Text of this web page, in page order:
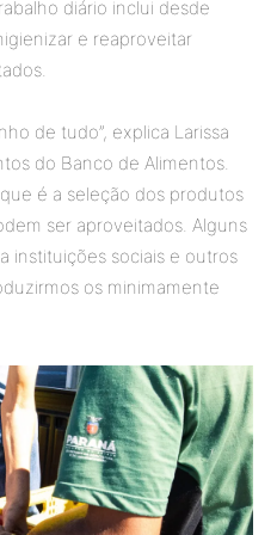
diário inclui desde
e reaproveitar
de tudo”, explica Larissa
do Banco de Alimentos.
é a seleção dos produtos
ser aproveitados. Alguns
instituições sociais e outros
os minimamente